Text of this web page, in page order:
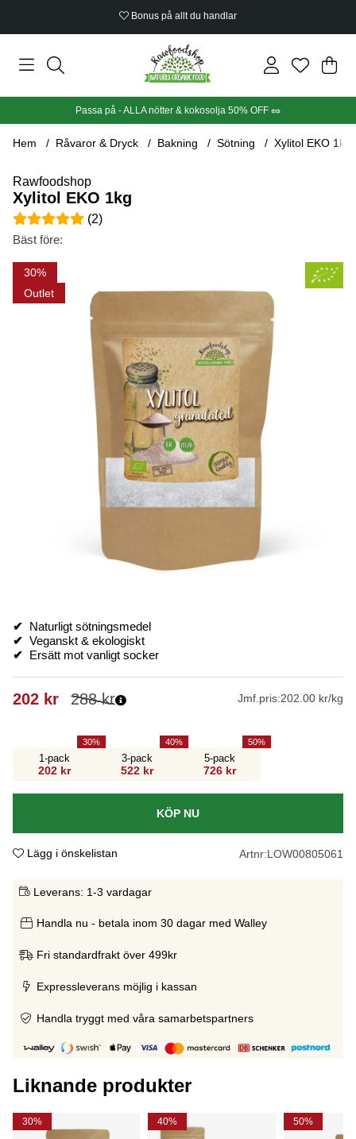
Bonus på allt du handlar
Din
.
Passa på - ALLA nötter & kokosolja 50% OFF 🥜
Hem Råvaror & Dryck Bakning Sötning Xylitol EKO 1kg
Rawfoodshop
Xylitol EKO 1kg
Medelbetyg 5 av 5 Antal betyg 2
(2)
Bäst före:
30
Outlet
Produktbilder Xylitol EKO 1kg
✔
Naturligt sötningsmedel
✔ Veganskt & ekologiskt
✔
Ersätt mot vanligt socker
288kr
202 kr Jmf.pris:202.00 kr/kg
1-pack
202 kr
30
3-pack
522 kr
40
5-pack
726 kr
50
KÖP NU
Lägg i önskelistan Artnr:LOW00805061
Leverans: 1-3 vardagar
Handla nu - betala inom 30 dagar med Walley
Fri standardfrakt över 499kr
Expressleverans möjlig i kassan
Handla tryggt med våra samarbetspartners
Liknande produkter
30% 40% 50%